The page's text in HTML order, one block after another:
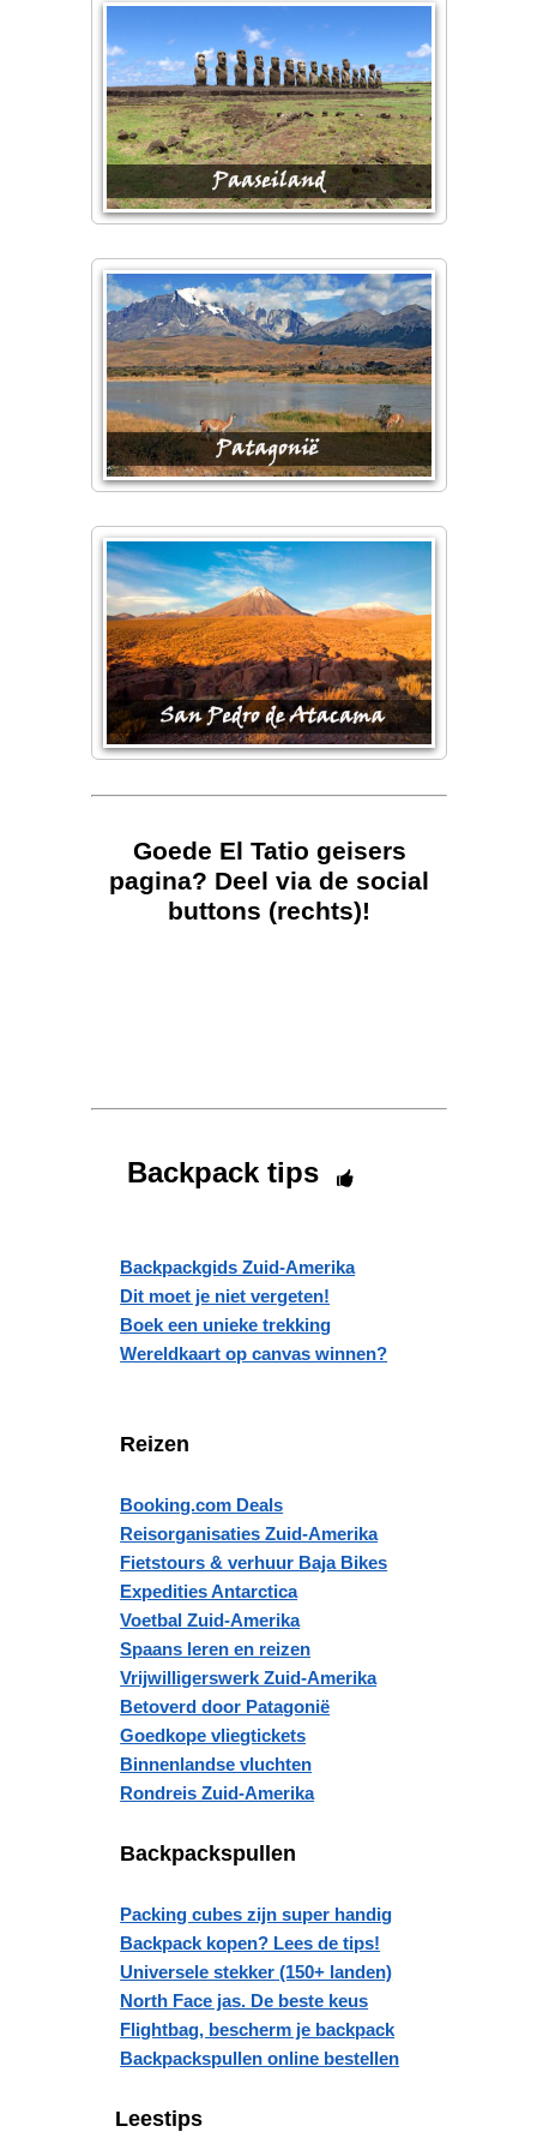
Goede El Tatio geisers
pagina? Deel via de social
buttons (rechts)!
Backpack tips
Backpackgids Zuid-Amerika
Dit moet je niet vergeten!
Boek een unieke trekking
Wereldkaart op canvas winnen?
Reizen
Booking.com Deals
Reisorganisaties Zuid-Amerika
Fietstours & verhuur Baja Bikes
Expedities Antarctica
Voetbal Zuid-Amerika
Spaans leren en reizen
Vrijwilligerswerk Zuid-Amerika
Betoverd door Patagonië
Goedkope vliegtickets
Binnenlandse vluchten
Rondreis Zuid-Amerika
Backpackspullen
Packing cubes zijn super handig
Backpack kopen? Lees de tips!
Universele stekker (150+ landen)
North Face jas. De beste keus
Flightbag, bescherm je backpack
Backpackspullen online bestellen
Leestips